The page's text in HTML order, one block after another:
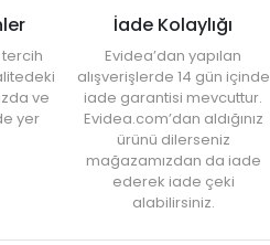
ve
yer
İade Kolaylığı
Evidea’dan yapılan
alışverişlerde 14 gün içinde
iade garantisi mevcuttur.
Evidea.com’dan aldığınız
ürünü dilerseniz
mağazamızdan da iade
ederek iade çeki
alabilirsiniz.